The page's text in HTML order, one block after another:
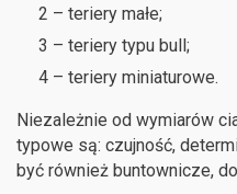
2 – teriery małe;
3 – teriery typu bull;
4 – teriery miniaturowe.
Niezależnie od wymiarów
typowe są: czujność,
być również buntownicze,